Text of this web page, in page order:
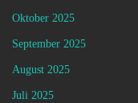
Oktober 2025
September 2025
August 2025
Juli 2025